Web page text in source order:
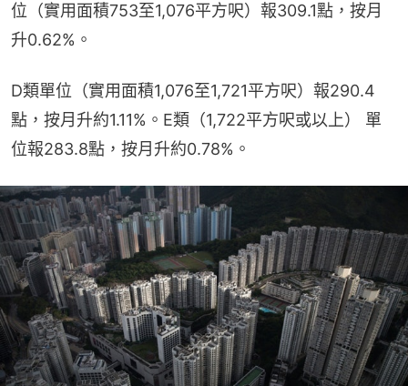
位（實用面積753至1,076平方呎）報309.1點，按月
升0.62%。
D類單位（實用面積1,076至1,721平方呎）報290.4
點，按月升約1.11%。E類（1,722平方呎或以上） 單
位報283.8點，按月升約0.78%。